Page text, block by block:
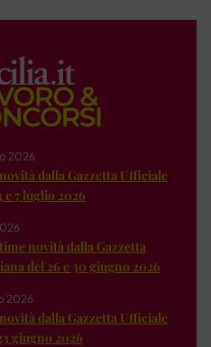
2026
dalla Gazzetta Ufficiale
7 luglio 2026
novità dalla Gazzetta
del 26 e 30 giugno 2026
2026
dalla Gazzetta Ufficiale
giugno 2026